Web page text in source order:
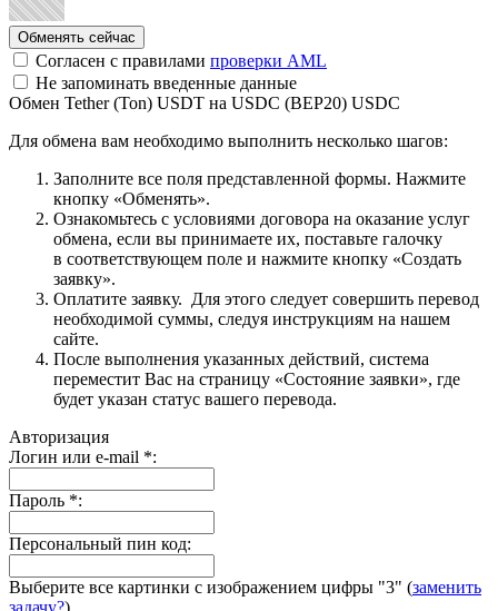
Согласен с правилами проверки AML
Не запоминать введенные данные
Обмен Tether (Ton) USDT на USDC (BEP20) USDC
Для обмена вам необходимо выполнить несколько шагов:
Заполните все поля представленной формы. Нажмите
кнопку «Обменять».
Ознакомьтесь с условиями договора на оказание услуг
обмена, если вы принимаете их, поставьте галочку
в соответствующем поле и нажмите кнопку «Создать
заявку».
Оплатите заявку. Для этого следует совершить перевод
необходимой суммы, следуя инструкциям на нашем
сайте.
После выполнения указанных действий, система
переместит Вас на страницу «Состояние заявки», где
будет указан статус вашего перевода.
Авторизация
Логин или e-mail *:
Пароль *:
Персональный пин код:
Выберите все картинки с изображением цифры "3" (заменить
задачу?)